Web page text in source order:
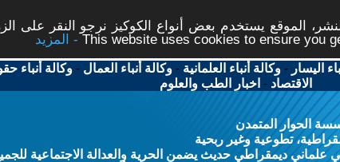
الموقع يستخدم بعض أنواع الكوكيز نرجو النقر على
This website uses cookies to ensure you
اليسار -وكالة أنباء العلمانية -وكالة أنباء العمال -وكالة أنباء
الاقتصاد - اخبار الطب والعلوم
الحوار المتمدن
تطوعية وغير ربحية
ديمقراطي حديث يضمن الحرية والعدالة الاجتماعية